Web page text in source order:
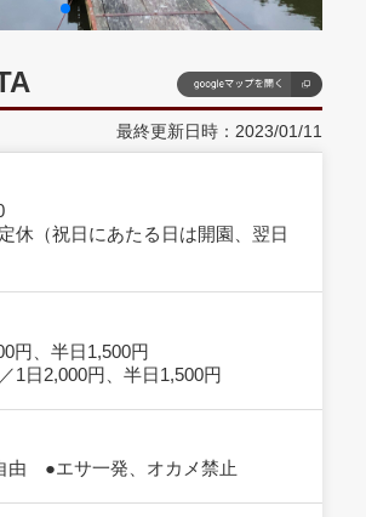
最終更新日時：2023/01/11
休（祝日にあたる日は開園、翌日
円、半日1,500円
1日2,000円、半日1,500円
由 ●エサ一発、オカメ禁止